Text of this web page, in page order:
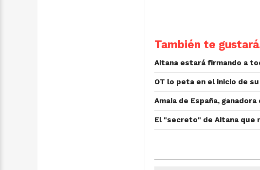
También te
Aitana estará firmando a
OT lo peta en el inicio de
Amaia de España,
El "secreto" de Aitana que